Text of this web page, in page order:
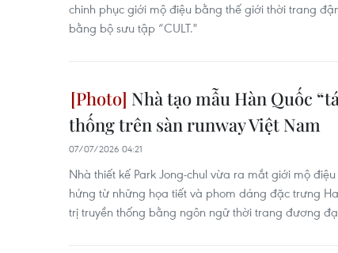
chinh phục giới mộ điệu bằng thế giới thời trang
bằng bộ sưu tập “CULT."
Nhà tạo mẫu Hàn Quốc
thống trên sàn runway Việt Nam
07/07/2026 04:21
Nhà thiết kế Park Jong-chul vừa ra mắt giới mộ
hứng từ những họa tiết và phom dáng đặc trưng
trị truyền thống bằng ngôn ngữ thời trang đương